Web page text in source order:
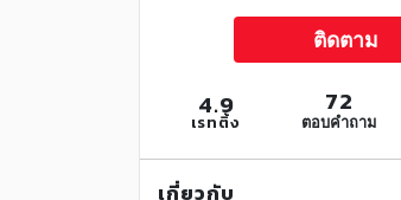
ติดตาม
4.9
เรทติ้ง
72
ตอบคำถาม
เกี่ยวกับ